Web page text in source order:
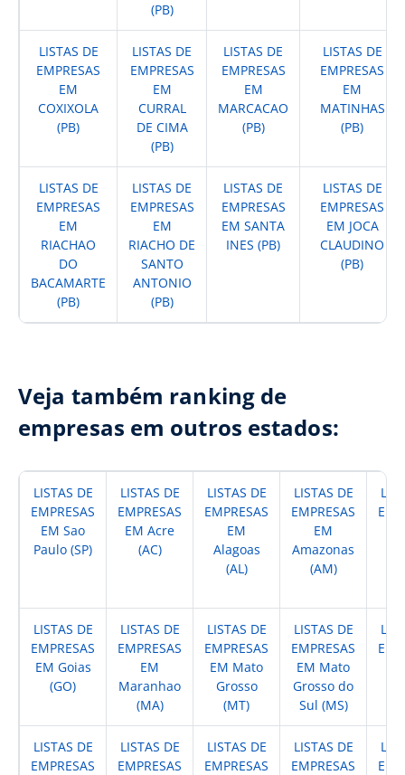
(PB)
LISTAS DE
EMPRESAS
EM
COXIXOLA
(PB)
LISTAS DE
EMPRESAS
EM
CURRAL
DE CIMA
(PB)
LISTAS DE
EMPRESAS
EM
MARCACAO
(PB)
LISTAS DE
EMPRESAS
EM
MATINHAS
(PB)
LISTAS DE
EMPRESAS
EM
RIACHAO
DO
BACAMARTE
(PB)
LISTAS DE
EMPRESAS
EM
RIACHO DE
SANTO
ANTONIO
(PB)
LISTAS DE
EMPRESAS
EM SANTA
INES (PB)
LISTAS DE
EMPRESAS
EM JOCA
CLAUDINO
(PB)
Veja também ranking de
empresas em outros estados:
LISTAS DE
EMPRESAS
EM Sao
Paulo (SP)
LISTAS DE
EMPRESAS
EM Acre
(AC)
LISTAS DE
EMPRESAS
EM
Alagoas
(AL)
LISTAS DE
EMPRESAS
EM
Amazonas
(AM)
LISTAS DE
EMPRESAS
EM Goias
(GO)
LISTAS DE
EMPRESAS
EM
Maranhao
(MA)
LISTAS DE
EMPRESAS
EM Mato
Grosso
(MT)
LISTAS DE
EMPRESAS
EM Mato
Grosso do
Sul (MS)
LISTAS DE
EMPRESAS
LISTAS DE
EMPRESAS
LISTAS DE
EMPRESAS
LISTAS DE
EMPRESAS